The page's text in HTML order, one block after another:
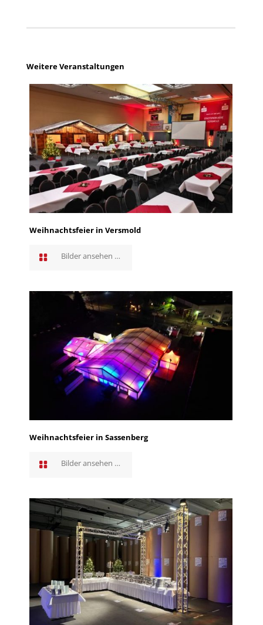
Weitere Veranstaltungen
Weihnachtsfeier in Versmold
Bilder ansehen …
Weihnachtsfeier in Sassenberg
Bilder ansehen …